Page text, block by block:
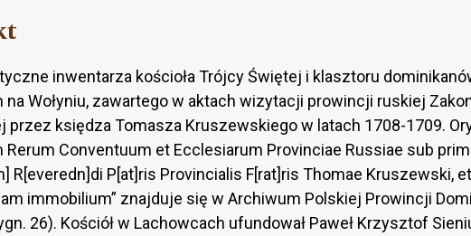
inwentarza kościoła Trójcy Świętej i klasztoru
na Wołyniu, zawartego w aktach wizytacji prowincji ruskiej
przez księdza Tomasza Kruszewskiego w latach 1708-1709.
Rerum Conventuum et Ecclesiarum Provinciae Russiae sub
R[everedn]di P[at]ris Provincialis F[rat]ris Thomae Kruszewski,
immobilium” znajduje się w Archiwum Polskiej Prowincji
26). Kościół w Lachowcach ufundował Paweł Krzysztof